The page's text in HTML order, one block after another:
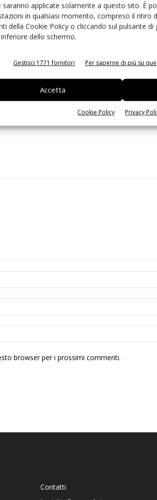
saranno applicate solamente a questo sito. È
in qualsiasi momento, compreso il ritiro
della Cookie Policy o cliccando sul pulsante
dello schermo.
Gestisci 1771 fornitori Per saperne di più su
Accetta
Cookie Policy Privacy
la sfida passa da
Siemens e NVIDIA
browser per i prossimi commenti.
Contatti